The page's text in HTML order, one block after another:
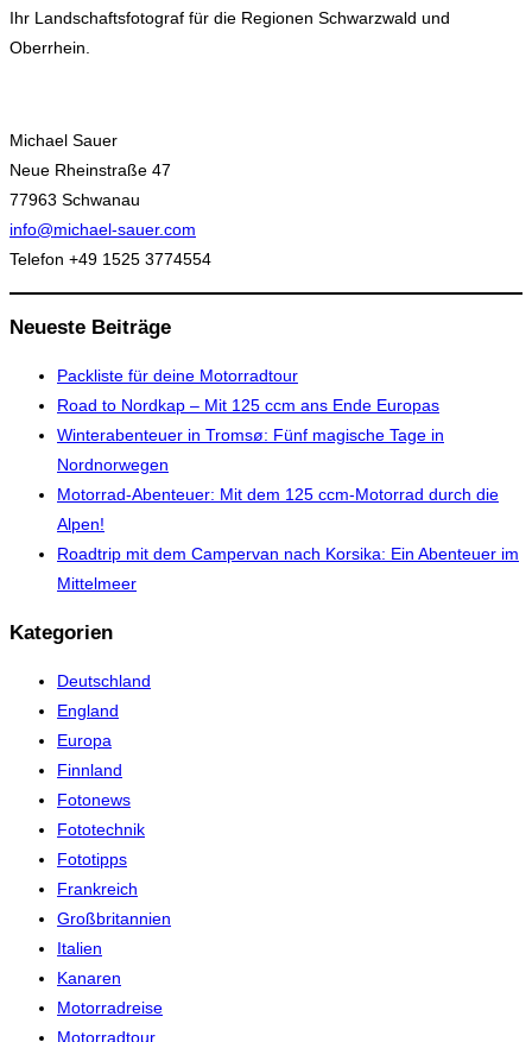
Ihr Landschaftsfotograf für die Regionen Schwarzwald und
Oberrhein.
Michael Sauer
Neue Rheinstraße 47
77963 Schwanau
info@michael-sauer.com
Telefon +49 1525 3774554
Neueste Beiträge
Packliste für deine Motorradtour
Road to Nordkap – Mit 125 ccm ans Ende Europas
Winterabenteuer in Tromsø: Fünf magische Tage in
Nordnorwegen
Motorrad-Abenteuer: Mit dem 125 ccm-Motorrad durch die
Alpen!
Roadtrip mit dem Campervan nach Korsika: Ein Abenteuer im
Mittelmeer
Kategorien
Deutschland
England
Europa
Finnland
Fotonews
Fototechnik
Fototipps
Frankreich
Großbritannien
Italien
Kanaren
Motorradreise
Motorradtour